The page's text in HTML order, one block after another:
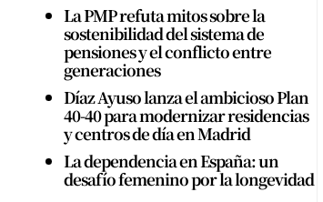
La PMP refuta mitos sobre la
sostenibilidad del sistema de
pensiones y el conflicto entre
generaciones
Díaz Ayuso lanza el ambicioso Plan
40-40 para modernizar residencias
y centros de día en Madrid
La dependencia en España: un
desafío femenino por la longevidad